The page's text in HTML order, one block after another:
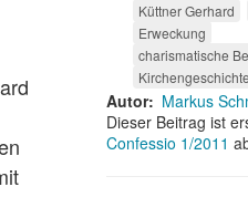
Küttner Gerhard
Erweckung
charismatische
Autor
Markus
Dieser Beitrag ist
Confessio 1/2011